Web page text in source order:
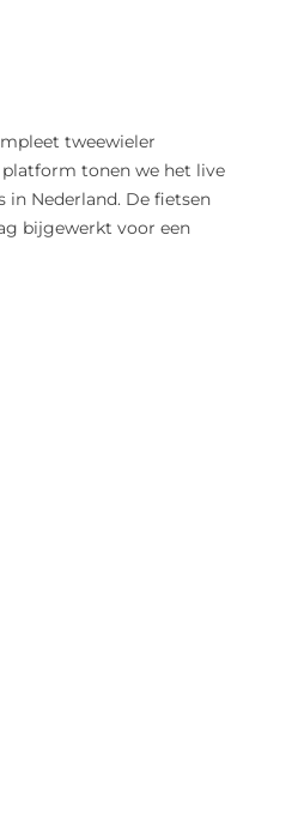
tweewieler
tonen we het live
in Nederland. De fietsen
bijgewerkt voor een